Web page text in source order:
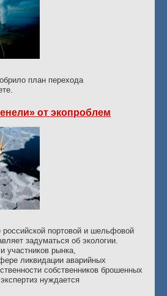
план перехода
от экопроблем
российской портовой и шельфовой
задуматься об экологии.
участников рынка,
ликвидации аварийных
собственников брошенных
нуждается